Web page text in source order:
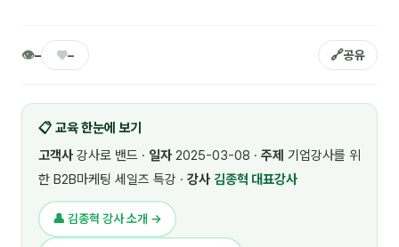
🎓 강사육성 · 교수법
5
💻 IT · 디지털
🎬 영상 · 콘텐츠
📊 프레젠테이션 · 기획
👁– ♥– 🔗공유
📋 교육 한눈에 보기
고객사 강사로 밴드 · 일자 2025-03-08 · 주제 기업강사를 위
한 B2B마케팅 세일즈 특강 · 강사 김종혁 대표강사
👤 김종혁 강사 소개 →